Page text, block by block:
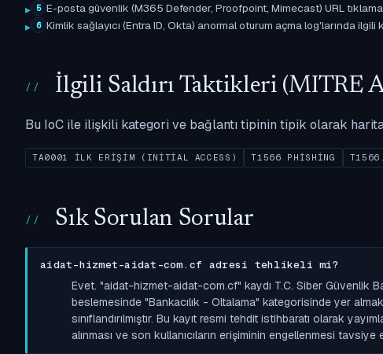
5 E-posta güvenlik (M365 Defender, Proofpoint, Mimecast) URL
6 Kimlik sağlayıcı (Entra ID, Okta) anormal oturum açma log'larında ilgili
İlgili Saldırı Taktikleri (MITRE
Bu IoC ile ilişkili kategori ve bağlantı tipinin tipik olarak
TA0001 İLK ERIŞIM (INITIAL ACCESS) T1566 PHISHING
Sık Sorulan Sorular
aidat-hizmet-aidat-com.cf adresi tehlikeli mi?
Evet. "aidat-hizmet-aidat-com.cf" kaydı T.C. Siber Güvenlik
beslemesinde "Bankacılık - Oltalama" kategorisinde yer
sınıflandırılmıştır. Bu kayıt resmi tehdit istihbaratı olarak
alınması ve son kullanıcıların erişiminin engellenmesi tavsiye